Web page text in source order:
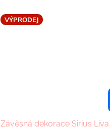
VÝPRODEJ
Závěsná dekorace Sirius Liva